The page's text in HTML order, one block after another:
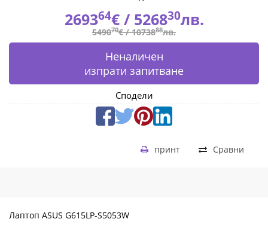
269364€ / 526830лв.
549070€ /1073888лв.
Неналичен
изпрати запитване
Сподели
Сравни
принт
Лаптоп ASUS G615LP-S5053W